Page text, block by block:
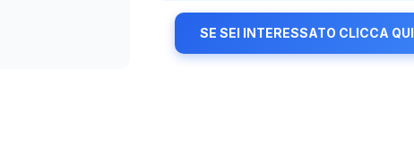
SE SEI INTERESSATO CLICCA QUI